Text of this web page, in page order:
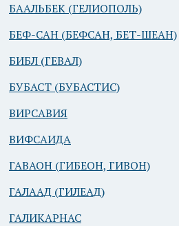
БААЛЬБЕК (ГЕЛИОПОЛЬ)
БЕФ-САН (БЕФСАН, БЕТ-ШЕАН)
БИБЛ (ГЕВАЛ)
БУБАСТ (БУБАСТИС)
ВИРСАВИЯ
ВИФСАИДА
ГАВАОН (ГИБЕОН, ГИВОН)
ГАЛААД (ГИЛЕАД)
ГАЛИКАРНАС